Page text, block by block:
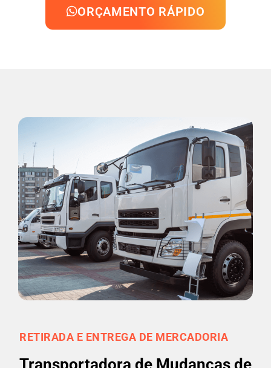
ORÇAMENTO RÁPIDO
RETIRADA E ENTREGA DE MERCADORIA
Transportadora de Mudanças de